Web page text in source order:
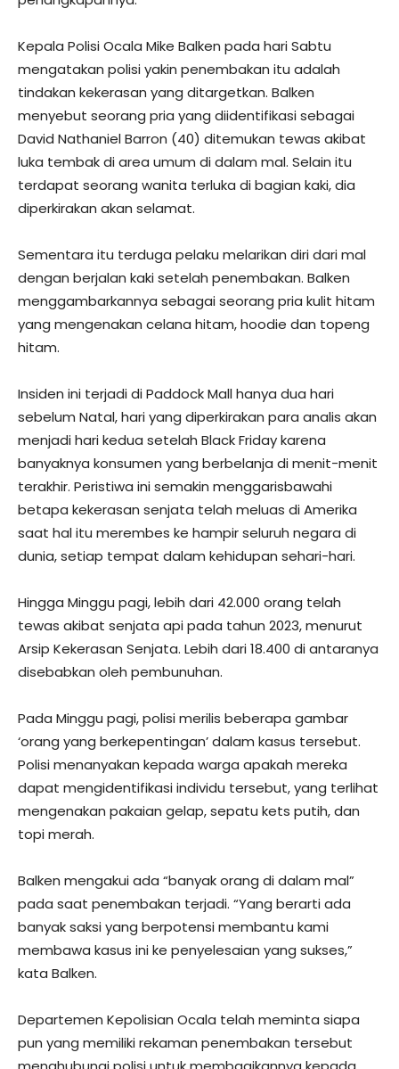
Kepala Polisi Ocala Mike Balken pada hari Sabtu
mengatakan polisi yakin penembakan itu adalah
tindakan kekerasan yang ditargetkan. Balken
menyebut seorang pria yang diidentifikasi sebagai
David Nathaniel Barron (40) ditemukan tewas akibat
luka tembak di area umum di dalam mal. Selain itu
terdapat seorang wanita terluka di bagian kaki, dia
diperkirakan akan selamat.
Sementara itu terduga pelaku melarikan diri dari mal
dengan berjalan kaki setelah penembakan. Balken
menggambarkannya sebagai seorang pria kulit hitam
yang mengenakan celana hitam, hoodie dan topeng
hitam.
Insiden ini terjadi di Paddock Mall hanya dua hari
sebelum Natal, hari yang diperkirakan para analis akan
menjadi hari kedua setelah Black Friday karena
banyaknya konsumen yang berbelanja di menit-menit
terakhir. Peristiwa ini semakin menggarisbawahi
betapa kekerasan senjata telah meluas di Amerika
saat hal itu merembes ke hampir seluruh negara di
dunia, setiap tempat dalam kehidupan sehari-hari.
Hingga Minggu pagi, lebih dari 42.000 orang telah
tewas akibat senjata api pada tahun 2023, menurut
Arsip Kekerasan Senjata. Lebih dari 18.400 di antaranya
disebabkan oleh pembunuhan.
Pada Minggu pagi, polisi merilis beberapa gambar
‘orang yang berkepentingan’ dalam kasus tersebut.
Polisi menanyakan kepada warga apakah mereka
dapat mengidentifikasi individu tersebut, yang terlihat
mengenakan pakaian gelap, sepatu kets putih, dan
topi merah.
Balken mengakui ada “banyak orang di dalam mal”
pada saat penembakan terjadi. “Yang berarti ada
banyak saksi yang berpotensi membantu kami
membawa kasus ini ke penyelesaian yang sukses,”
kata Balken.
Departemen Kepolisian Ocala telah meminta siapa
pun yang memiliki rekaman penembakan tersebut